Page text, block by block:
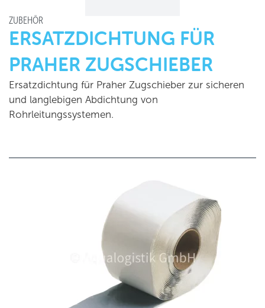
ZUBEHÖR
ERSATZDICHTUNG FÜR
PRAHER ZUGSCHIEBER
Ersatzdichtung für Praher Zugschieber zur sicheren
und langlebigen Abdichtung von
Rohrleitungssystemen.